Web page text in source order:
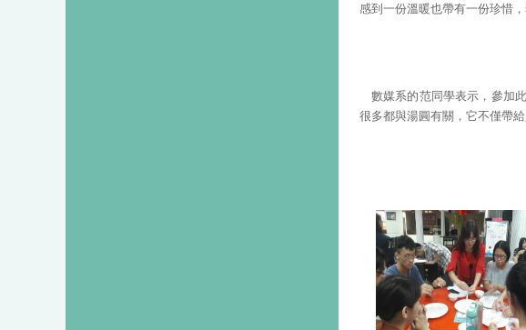
感到一份溫暖也帶有一份珍惜
數媒系的范同學表示，參加
很多都與湯圓有關，它不僅帶